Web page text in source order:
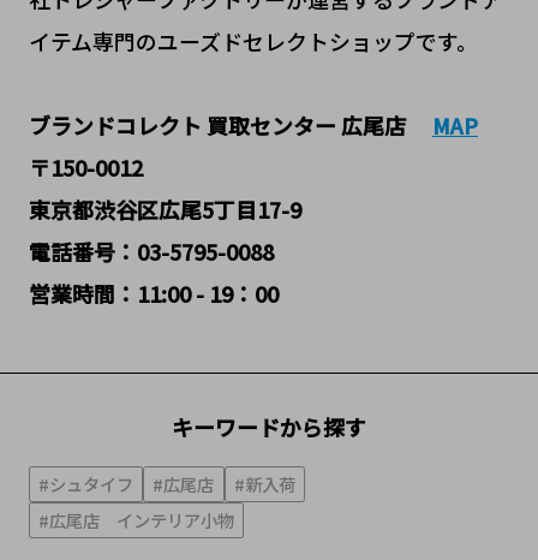
イテム専門のユーズドセレクトショップです。
ブランドコレクト 買取センター 広尾店 MAP
〒150-0012
東京都渋谷区広尾5丁目17-9
電話番号：03-5795-0088
営業時間：11:00 - 19：00
キーワードから探す
#シュタイフ #広尾店
#新入荷
#広尾店 インテリア小物